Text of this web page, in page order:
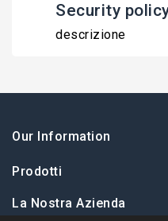
Security
descrizione
Our Information
Prodotti
La Nostra Azienda